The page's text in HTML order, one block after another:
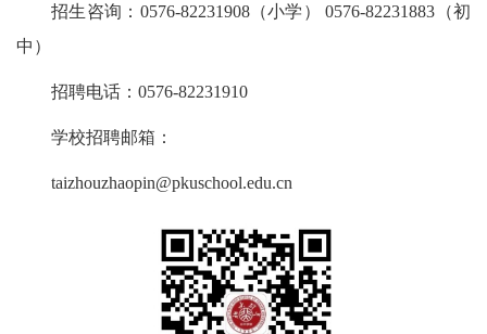
招生咨询：0576-82231908（小学） 0576-82231883（初
中）
招聘电话：0576-82231910
学校招聘邮箱：
taizhouzhaopin@pkuschool.edu.cn